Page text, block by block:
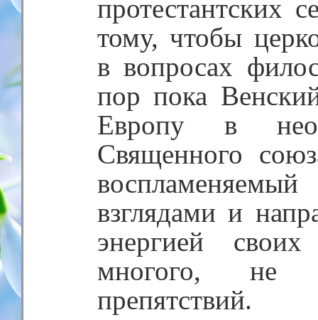
протестантских
тому, чтобы
в вопросах
пор пока
Европу в
Священного
взглядами и
энергией
многого, не
препятствий.